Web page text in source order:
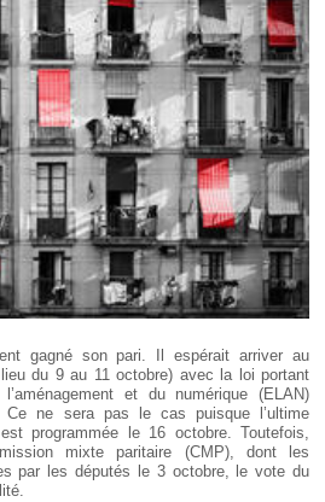
gagné son pari. Il espérait arriver au
du 9 au 11 octobre) avec la loi portant
et du numérique (ELAN)
Ce ne sera pas le cas puisque l’ultime
programmée le 16 octobre. Toutefois,
mixte paritaire (CMP), dont les
par les députés le 3 octobre, le vote du